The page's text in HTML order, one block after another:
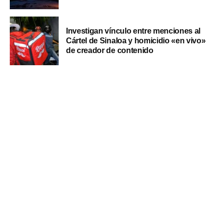
Investigan vínculo entre menciones al
Cártel de Sinaloa y homicidio «en vivo»
de creador de contenido